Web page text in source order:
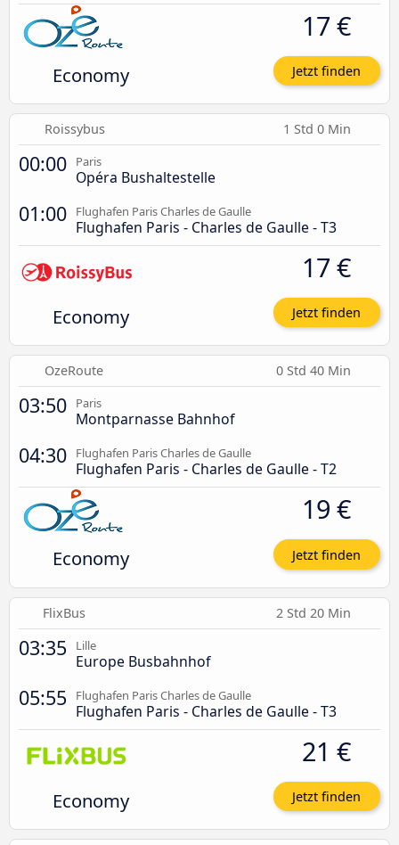
Economy
17 €
Jetzt finden
Roissybus 1 Std 0 Min
00:00 Paris
Opéra Bushaltestelle
01:00 Flughafen Paris Charles de Gaulle
Flughafen Paris - Charles de Gaulle - T3
Economy
17 €
Jetzt finden
OzeRoute 0 Std 40 Min
03:50 Paris
Montparnasse Bahnhof
04:30 Flughafen Paris Charles de Gaulle
Flughafen Paris - Charles de Gaulle - T2
Economy
19 €
Jetzt finden
FlixBus 2 Std 20 Min
03:35 Lille
Europe Busbahnhof
05:55 Flughafen Paris Charles de Gaulle
Flughafen Paris - Charles de Gaulle - T3
Economy
21 €
Jetzt finden